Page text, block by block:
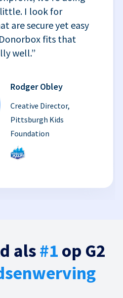
I look for
are secure yet easy
fits that
well.”
Rodger Obley
Creative Director,
Pittsburgh Kids
Foundation
als#1 op G2